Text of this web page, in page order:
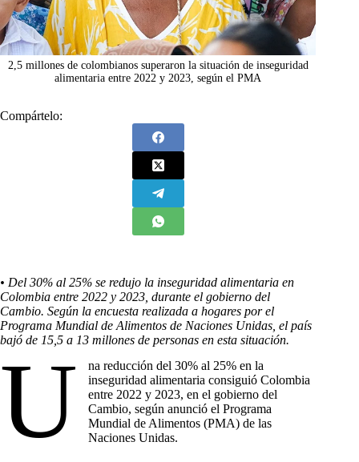
2,5 millones de colombianos superaron la situación de inseguridad
alimentaria entre 2022 y 2023, según el PMA
Compártelo:
• Del 30% al 25% se redujo la inseguridad alimentaria en
Colombia entre 2022 y 2023, durante el gobierno del
Cambio. Según la encuesta realizada a hogares por el
Programa Mundial de Alimentos de Naciones Unidas, el país
bajó de 15,5 a 13 millones de personas en esta situación.
U
na reducción del 30% al 25% en la
inseguridad alimentaria consiguió Colombia
entre 2022 y 2023, en el gobierno del
Cambio, según anunció el Programa
Mundial de Alimentos (PMA) de las
Naciones Unidas.